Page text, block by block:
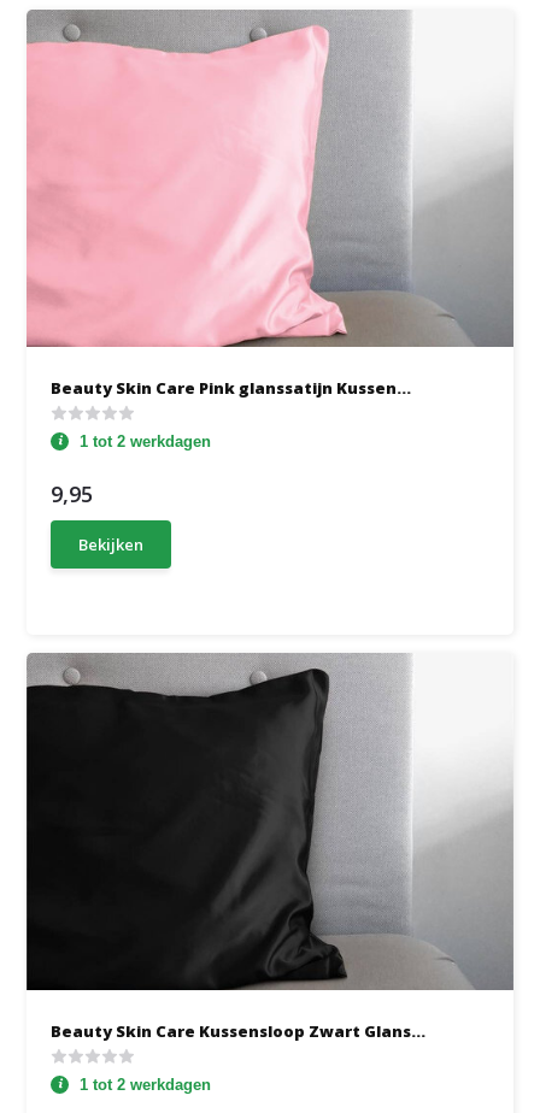
Beauty Skin Care Pink glanssatijn Kussen...
1 tot 2 werkdagen
9,95
Bekijken
Beauty Skin Care Kussensloop Zwart Glans...
1 tot 2 werkdagen